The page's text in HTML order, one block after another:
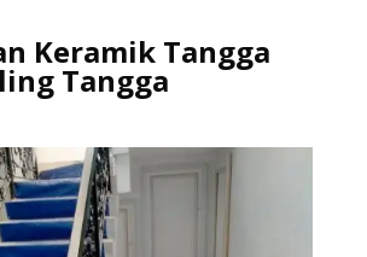
Keramik Tangga
Tangga